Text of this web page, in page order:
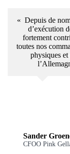
« Depuis de
d’exécution
fortement
toutes nos
physiques
Sander
CFOO Pink